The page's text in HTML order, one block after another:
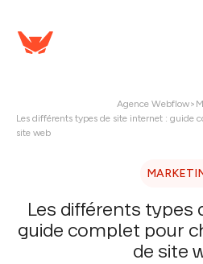
Agence Webflow>
Les différents types de site internet : guide
site web
Les différents types
guide complet pour
de site